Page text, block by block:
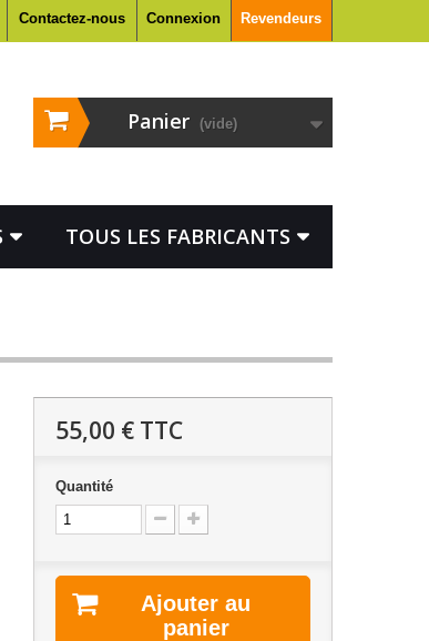
Connexion Revendeurs
Contactez-nous
Panier (vide)
TOUS LES FABRICANTS
55,00 €TTC
Quantité
Ajouter au
panier